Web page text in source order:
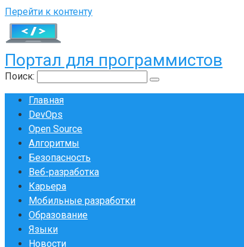
Перейти к контенту
Портал для программистов
Поиск:
Главная
DevOps
Open Source
Алгоритмы
Безопасность
Веб-разработка
Карьера
Мобильные разработки
Образование
Языки
Новости